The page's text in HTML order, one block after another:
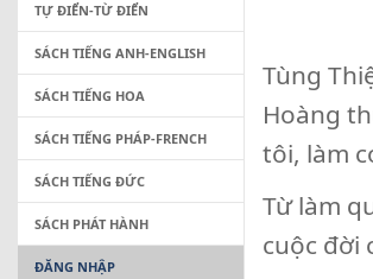
Tùng
Hoàng
tôi, làm
Từ làm
cuộc đời
TỰ ĐIỂN-TỪ ĐIỂN
SÁCH TIẾNG ANH-ENGLISH
SÁCH TIẾNG HOA
SÁCH TIẾNG PHÁP-FRENCH
SÁCH TIẾNG ĐỨC
SÁCH PHÁT HÀNH
ĐĂNG NHẬP